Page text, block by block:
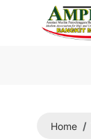
Home